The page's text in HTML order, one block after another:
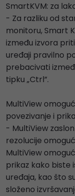
SmartKVM: za
- Za razliku od
monitoru, Smart
između izvora
uređaji pravilno
prebacivati
tipku „Ctrl”.
MultiView
povezivanje i
- MultiView
rezolucije
MultiView
prikaz kako biste
uređaja, kao što
složeno